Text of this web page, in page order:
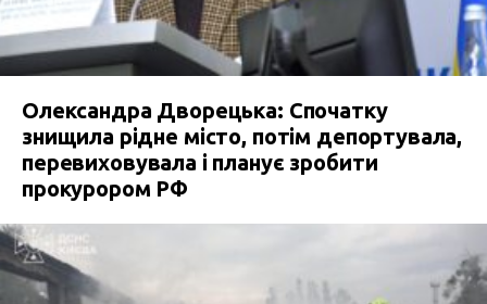
Олександра Дворецька: Спочатку
знищила рідне місто, потім депортувала,
перевиховувала і планує зробити
прокурором РФ